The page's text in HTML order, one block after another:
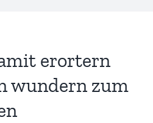
erortern
wundern zum